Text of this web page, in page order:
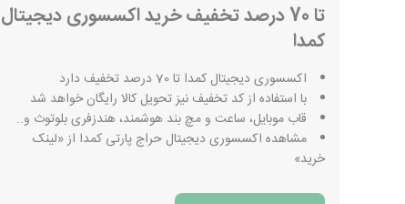
تا 70 درصد تخفیف خرید اکسسوری دیجیتال
کمدا
اکسسوری دیجیتال کمدا تا 70 درصد تخفیف دارد
با استفاده از کد تخفیف نیز تحویل کالا رایگان خواهد شد
قاب موبایل، ساعت و مچ بند هوشمند، هندزفری بلوتوث و..
مشاهده اکسسوری دیجیتال حراج پارتی کمدا از «لینک
خرید»